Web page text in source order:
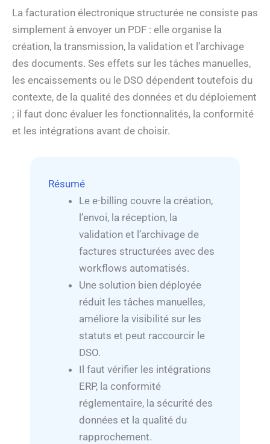
La facturation électronique structurée ne consiste pas
simplement à envoyer un PDF : elle organise la
création, la transmission, la validation et l’archivage
des documents. Ses effets sur les tâches manuelles,
les encaissements ou le DSO dépendent toutefois du
contexte, de la qualité des données et du déploiement
; il faut donc évaluer les fonctionnalités, la conformité
et les intégrations avant de choisir.
Résumé
Le e-billing couvre la création,
l’envoi, la réception, la
validation et l’archivage de
factures structurées avec des
workflows automatisés.
Une solution bien déployée
réduit les tâches manuelles,
améliore la visibilité sur les
statuts et peut raccourcir le
DSO.
Il faut vérifier les intégrations
ERP, la conformité
réglementaire, la sécurité des
données et la qualité du
rapprochement.